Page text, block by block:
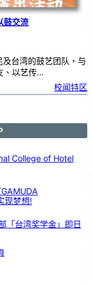
鼓交流
台湾的鼓艺团队，与
、以艺传…
校闻特区
College of Hotel
现梦想!
「台湾奖学金」即日